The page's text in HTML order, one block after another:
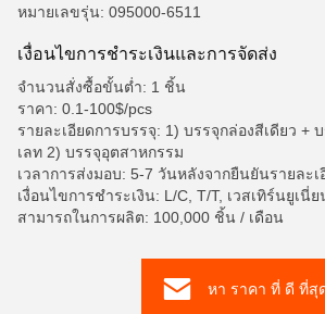
หมายเลขรุ่น: 095000-6511
เงื่อนไขการชําระเงินและการจัดส่ง
จำนวนสั่งซื้อขั้นต่ำ: 1 ชิ้น
ราคา: 0.1-100$/pcs
รายละเอียดการบรรจุ: 1) บรรจุกล่องสีเดียว +
เลท 2) บรรจุอุตสาหกรรม
เวลาการส่งมอบ: 5-7 วันหลังจากยืนยันรายละเ
เงื่อนไขการชำระเงิน: L/C, T/T, เวสเทิร์นยูเนี่ย
สามารถในการผลิต: 100,000 ชิ้น / เดือน
หา ราคา ที่ ดี ที่สุ